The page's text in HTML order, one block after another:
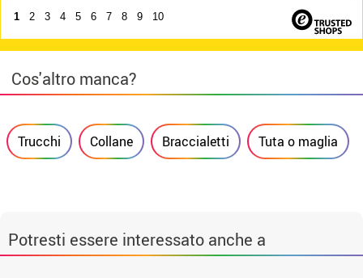
1 2 3 4 5 6 7 8 9 10
Cos'altro manca?
Trucchi Collane Braccialetti Tuta o maglia
Potresti essere interessato anche a